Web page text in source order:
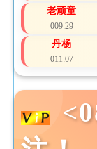
老顽童
009:29
丹杨
011:07